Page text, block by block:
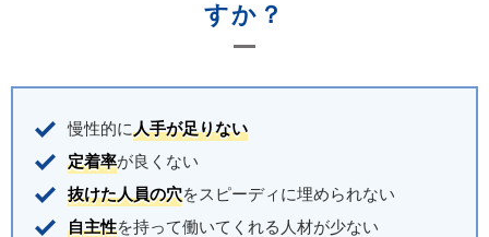
すか？
慢性的に人手が足りない
定着率が良くない
抜けた人員の穴をスピーディに埋められない
自主性を持って働いてくれる人材が少ない